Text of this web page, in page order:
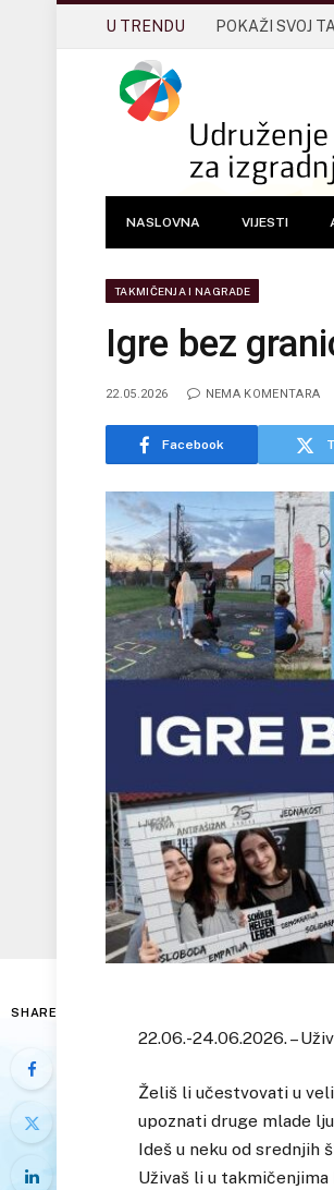
U TRENDU POKAŽI SVOJ
NASLOVNA VIJESTI
TAKMIČENJA I NAGRADE
Igre bez
22.05.2026 NEMA KOMENTARA
Facebook
SHARE
22.06.-24.06.2026. –
Želiš li učestvovati u
upoznati druge mlade
Ideš u neku od srednjih
Uživaš li u